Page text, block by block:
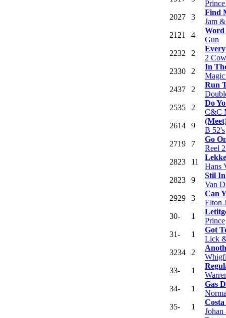
2027 3
Find
Jam
21 21 4
Word
Gun
2232 2
2
2330 2
In
2437 2
Run
2535 2
Do
C&C
2614 9
B 52's
2719 7
Go
Reel
2823 11
Hans
2823 9
Stil
Van
2929 3
Can
Elton
30- 1
Prince
31- 1
Got
Lick
3234 2
33- 1
34- 1
Gas
35- 1